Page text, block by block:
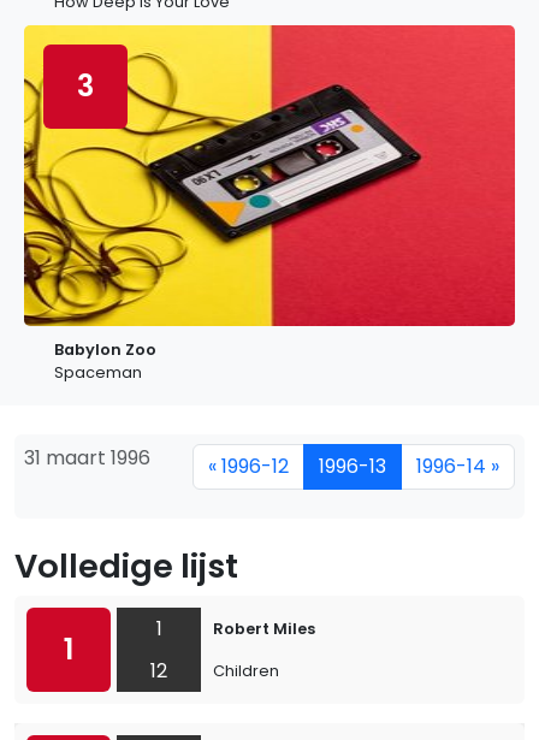
3
Babylon Zoo
Spaceman
31 maart 1996 « 1996-12 1996-13 1996-14 »
Volledige lijst
1
1
12
Robert Miles
Children